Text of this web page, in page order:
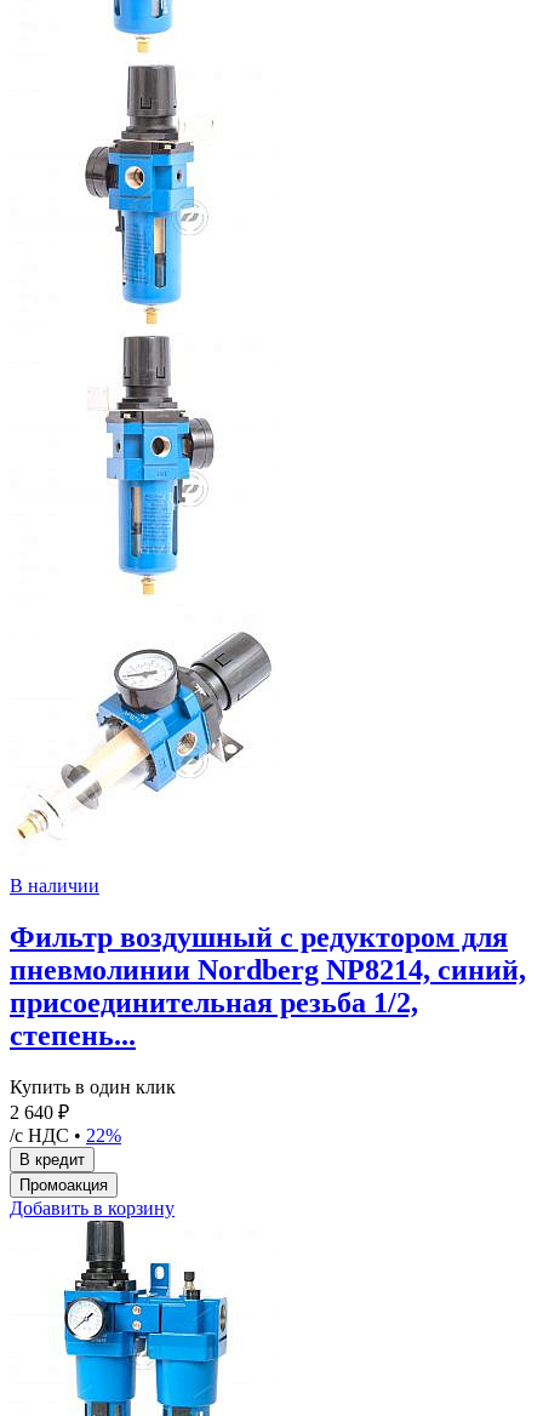
В наличии
Фильтр воздушный с редуктором для
пневмолинии Nordberg NP8214, синий,
присоединительная резьба 1/2,
степень...
Купить в один клик
2 640 ₽
/с НДС • 22%
Добавить в корзину